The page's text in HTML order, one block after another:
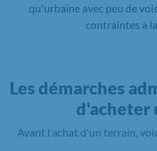
qu'urbaine avec peu de
contraintes à
Les démarches
d'acheter
Avant l'achat d'un terrain,